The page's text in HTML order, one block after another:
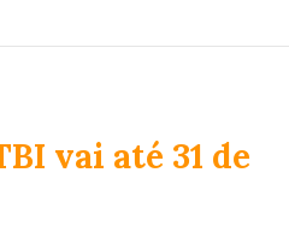
vai até 31 de